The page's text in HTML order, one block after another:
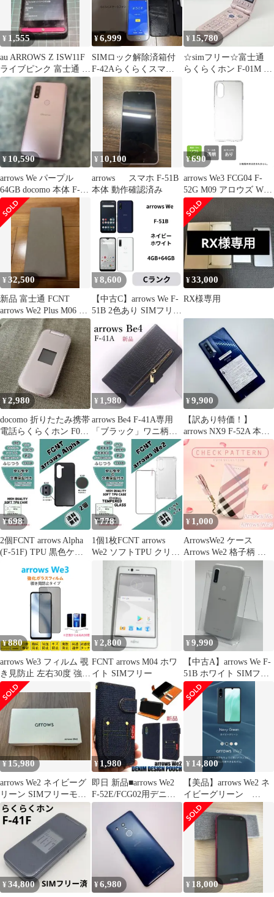
¥ 1,555
au ARROWS Z ISW11F
ライブピンク 富士通 ア
ローズ
¥6,999
SIMロック解除済箱付
F-42Aらくらくスマー
トフォンホワイトスマ
ホ富士通ドコモ
¥ 15,780
☆simフリー☆富士通
らくらくホン F-01M ピ
ンク docomo
¥ 10,590
arrows We パープル
64GB docomo 本体 F-
51B
¥ 10,100
arrows スマホ F-51B
本体 動作確認済み
¥690
arrows We3 FCG04 F-
52G M09 アロウズ We3
FCG04 F-52G M09 ソフ
トケース ソフトカバー
本体 保護 カバー 耐衝
撃 スマホケース スマホ
カバー 透明 クリア 無
地ケース 無地カバー
¥32,500
新品 富士通 FCNT
arrows We2 Plus M06 ス
レートグレイ
¥ 8,600
【中古C】arrows We F-
51B 2色あり SIMフリー
¥33,000
RX様専用
¥2,980
docomo 折りたたみ携帯
電話らくらくホン F01G
ゴールド
¥ 1,980
arrows Be4 F-41A専用
「ブラック」ワニ柄レ
ザー調財布型ケース新
品
¥9,900
【訳あり特価！】
arrows NX9 F-52A 本体
動作確認済み
¥698
2個FCNT arrows Alpha
(F-51F) TPU 黒色ケー
¥778
1個1枚FCNT arrows
We2 ソフトTPU クリア
ケース&フィルム黒枠
¥ 1,000
ArrowsWe2 ケース
Arrows We2 格子柄 手
帳型 ピンク可愛い
¥880
arrows We3 フィルム 覗
き見防止 左右30度 強化
ガラスフィルム 自動吸
着 指紋防止 アローズ
We3 画面保護シートシ
ール プライバシー保護
スクリーンプロテクタ
ー 2.5Dラウンドエッジ
加工 貼り直し可能
¥ 2,800
FCNT arrows M04 ホワ
イト SIMフリー
¥9,990
【中古A】arrows We F-
51B ホワイト SIMフリ
ー 白ロム
¥15,980
arrows We2 ネイビーグ
リーン SIMフリーモデ
ル
¥ 1,980
即日 新品■arrows We2
F-52E/FCG02用デニム
生地手帳型ケース
¥ 14,800
【美品】arrows We2 ネ
イビーグリーン
128GB
¥34,800 ¥6,980 ¥ 18,000